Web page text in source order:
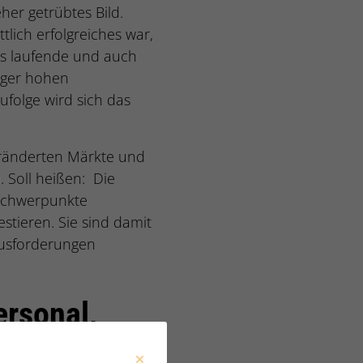
getrübtes Bild.
erfolgreiches war,
laufende und auch
hohen
wird sich das
Märkte und
Soll heißen: Die
Sie sind damit